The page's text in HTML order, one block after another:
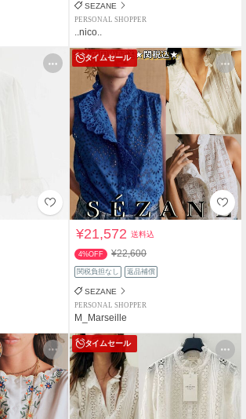
SEZANE
PERSONAL SHOPPER
..nico..
タイムセール
¥21,572送料込
4%OFF ¥22,600
関税負担なし 返品補償
SEZANE
PERSONAL SHOPPER
M_Marseille
タイムセール